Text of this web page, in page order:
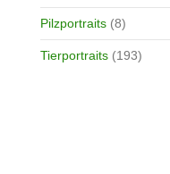
Pilzportraits(8)
Tierportraits(193)